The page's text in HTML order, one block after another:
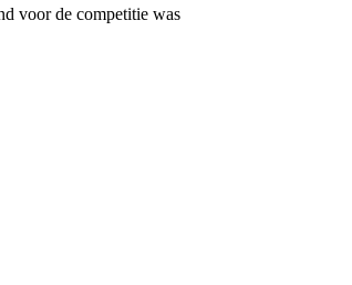
voor de competitie was